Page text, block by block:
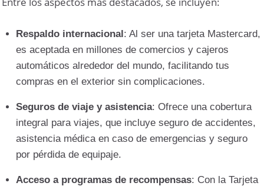
Respaldo internacional: Al ser una tarjeta Mastercard,
es aceptada en millones de comercios y cajeros
automáticos alrededor del mundo, facilitando tus
compras en el exterior sin complicaciones.
Seguros de viaje y asistencia: Ofrece una cobertura
integral para viajes, que incluye seguro de accidentes,
asistencia médica en caso de emergencias y seguro
por pérdida de equipaje.
Acceso a programas de recompensas: Con la Tarjeta